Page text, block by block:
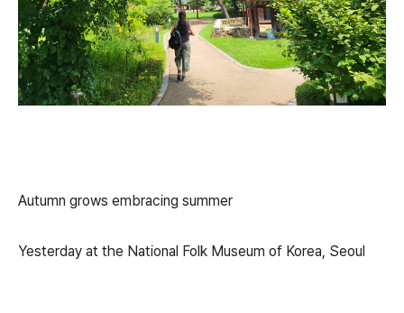
Autumn grows embracing summer
Yesterday at the National Folk Museum of Korea, Seoul